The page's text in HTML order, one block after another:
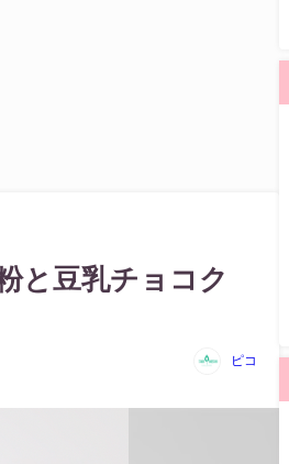
と豆乳チョコク
ピコ